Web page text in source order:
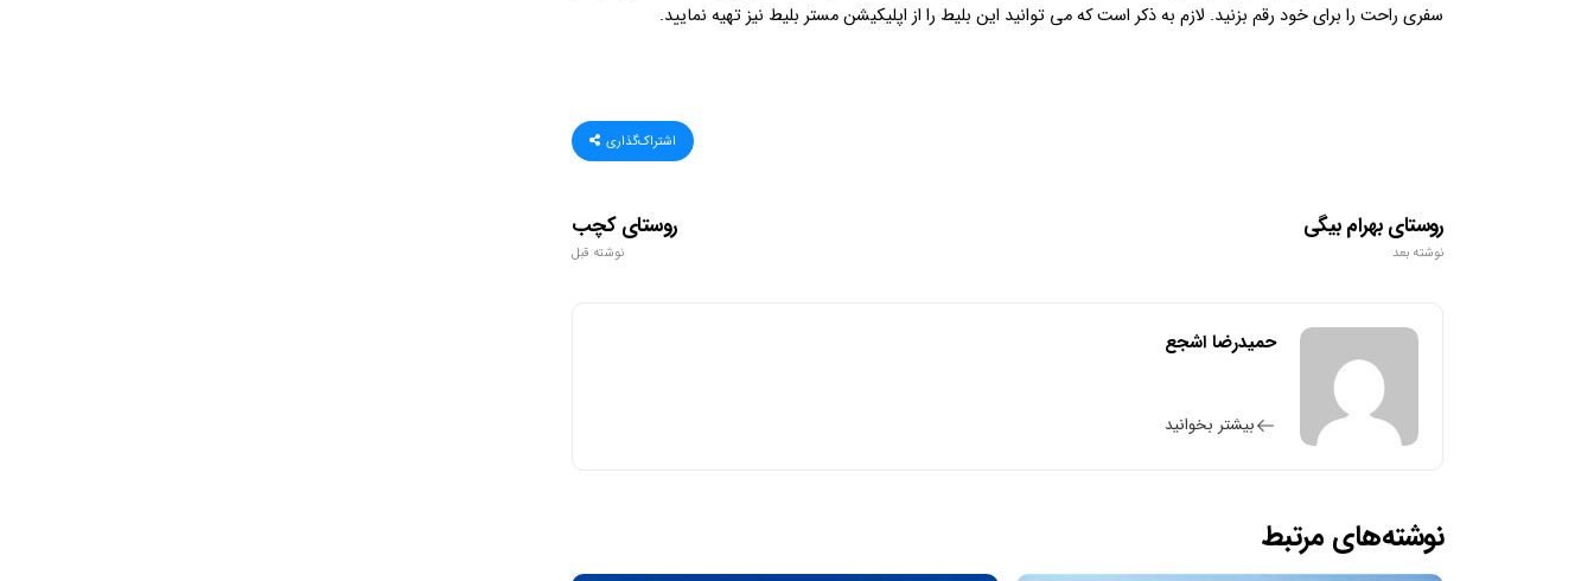
سفری راحت را برای خود رقم بزنید. لازم به ذکر است که می توانید این بلیط را از اپلیکیشن مستر بلیط نیز تهیه نمایید.
اشتراک‌گذاری
روستای کچب
نوشته قبل
روستای بهرام بیگی
نوشته بعد
حمیدرضا اشجع
بیشتر بخوانید
نوشته‌های مرتبط